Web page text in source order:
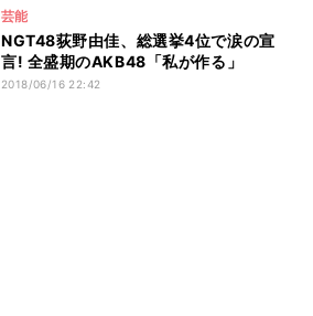
芸能
NGT48荻野由佳、総選挙4位で涙の宣
言! 全盛期のAKB48「私が作る」
2018/06/16 22:42